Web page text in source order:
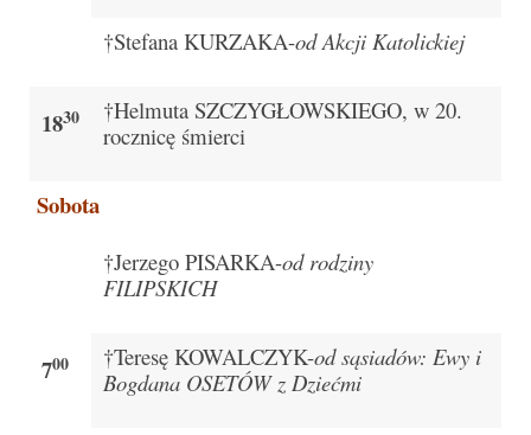
Kościół Stacyjny Wielkiego Postu 2021
Pierwsza Komunia Święta – Grupa 1
Boże Ciało
Uroczystość Św. Jakuba Apostoła 2020
†Stefana KURZAKA-od Akcji Katolickiej
1830
†Helmuta SZCZYGŁOWSKIEGO, w 20.
rocznicę śmierci
Sobota
700
†Jerzego PISARKA-od rodziny
FILIPSKICH
†Teresę KOWALCZYK-od sąsiadów: Ewy i
Bogdana OSETÓW z Dziećmi